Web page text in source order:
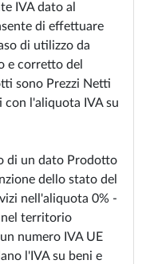
IVA dato al
di effettuare
di utilizzo da
e corretto del
sono Prezzi Netti
l'aliquota IVA su
di un dato Prodotto
dello stato del
nell'aliquota 0% -
nel territorio
numero IVA UE
l'IVA su beni e